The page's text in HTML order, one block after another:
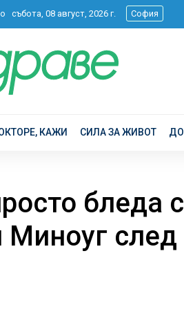
събота, 08 август, 2026 г. София
КАЖИ СИЛА ЗА ЖИВОТ
бледа
Миноуг след